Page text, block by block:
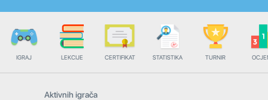
IGRAJ LEKCIJE CERTIFIKAT STATISTIKA TURNIR
Aktivnih igrača